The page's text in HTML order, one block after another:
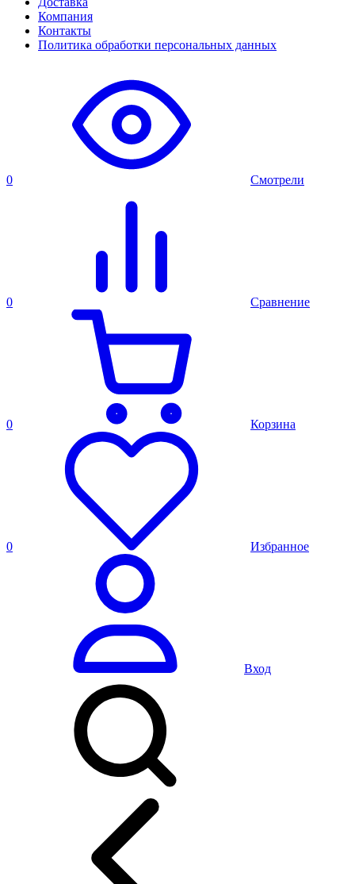
Компания
Контакты
Политика обработки персональных данных
0 Смотрели
0 Сравнение
0 Корзина
0 Избранное
Вход